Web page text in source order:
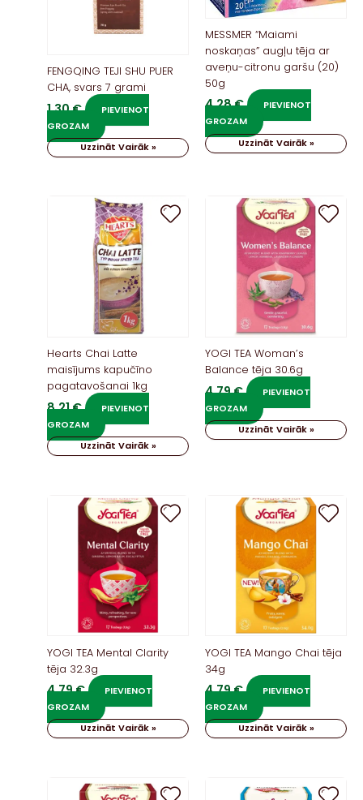
FENGQING TEJI SHU PUER
CHA, svars 7 grami
1,30€
PIEVIENOT
GROZAM
Uzzināt Vairāk »
MESSMER “Maiami
noskaņas” augļu tēja ar
aveņu-citronu garšu (20)
50g
4,28€
PIEVIENOT
GROZAM
Uzzināt Vairāk »
Hearts Chai Latte
maisījums kapučīno
pagatavošanai 1kg
8,21€
PIEVIENOT
GROZAM
Uzzināt Vairāk »
YOGI TEA Woman’s
Balance tēja 30.6g
4,79€
PIEVIENOT
GROZAM
Uzzināt Vairāk »
YOGI TEA Mental Clarity
tēja 32.3g
4,79€
PIEVIENOT
GROZAM
Uzzināt Vairāk »
YOGI TEA Mango Chai tēja
34g
4,79€
PIEVIENOT
GROZAM
Uzzināt Vairāk »